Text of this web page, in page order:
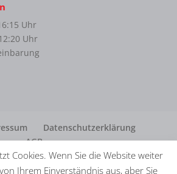
Uhr
Uhr
Datenschutzerklärung
AGB
Cookies. Wenn Sie die Website weiter
Ihrem Einverständnis aus, aber Sie